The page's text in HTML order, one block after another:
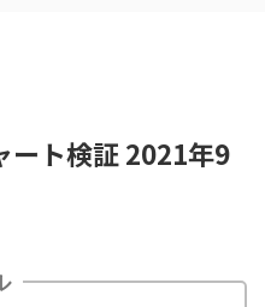
ート検証 2021年9